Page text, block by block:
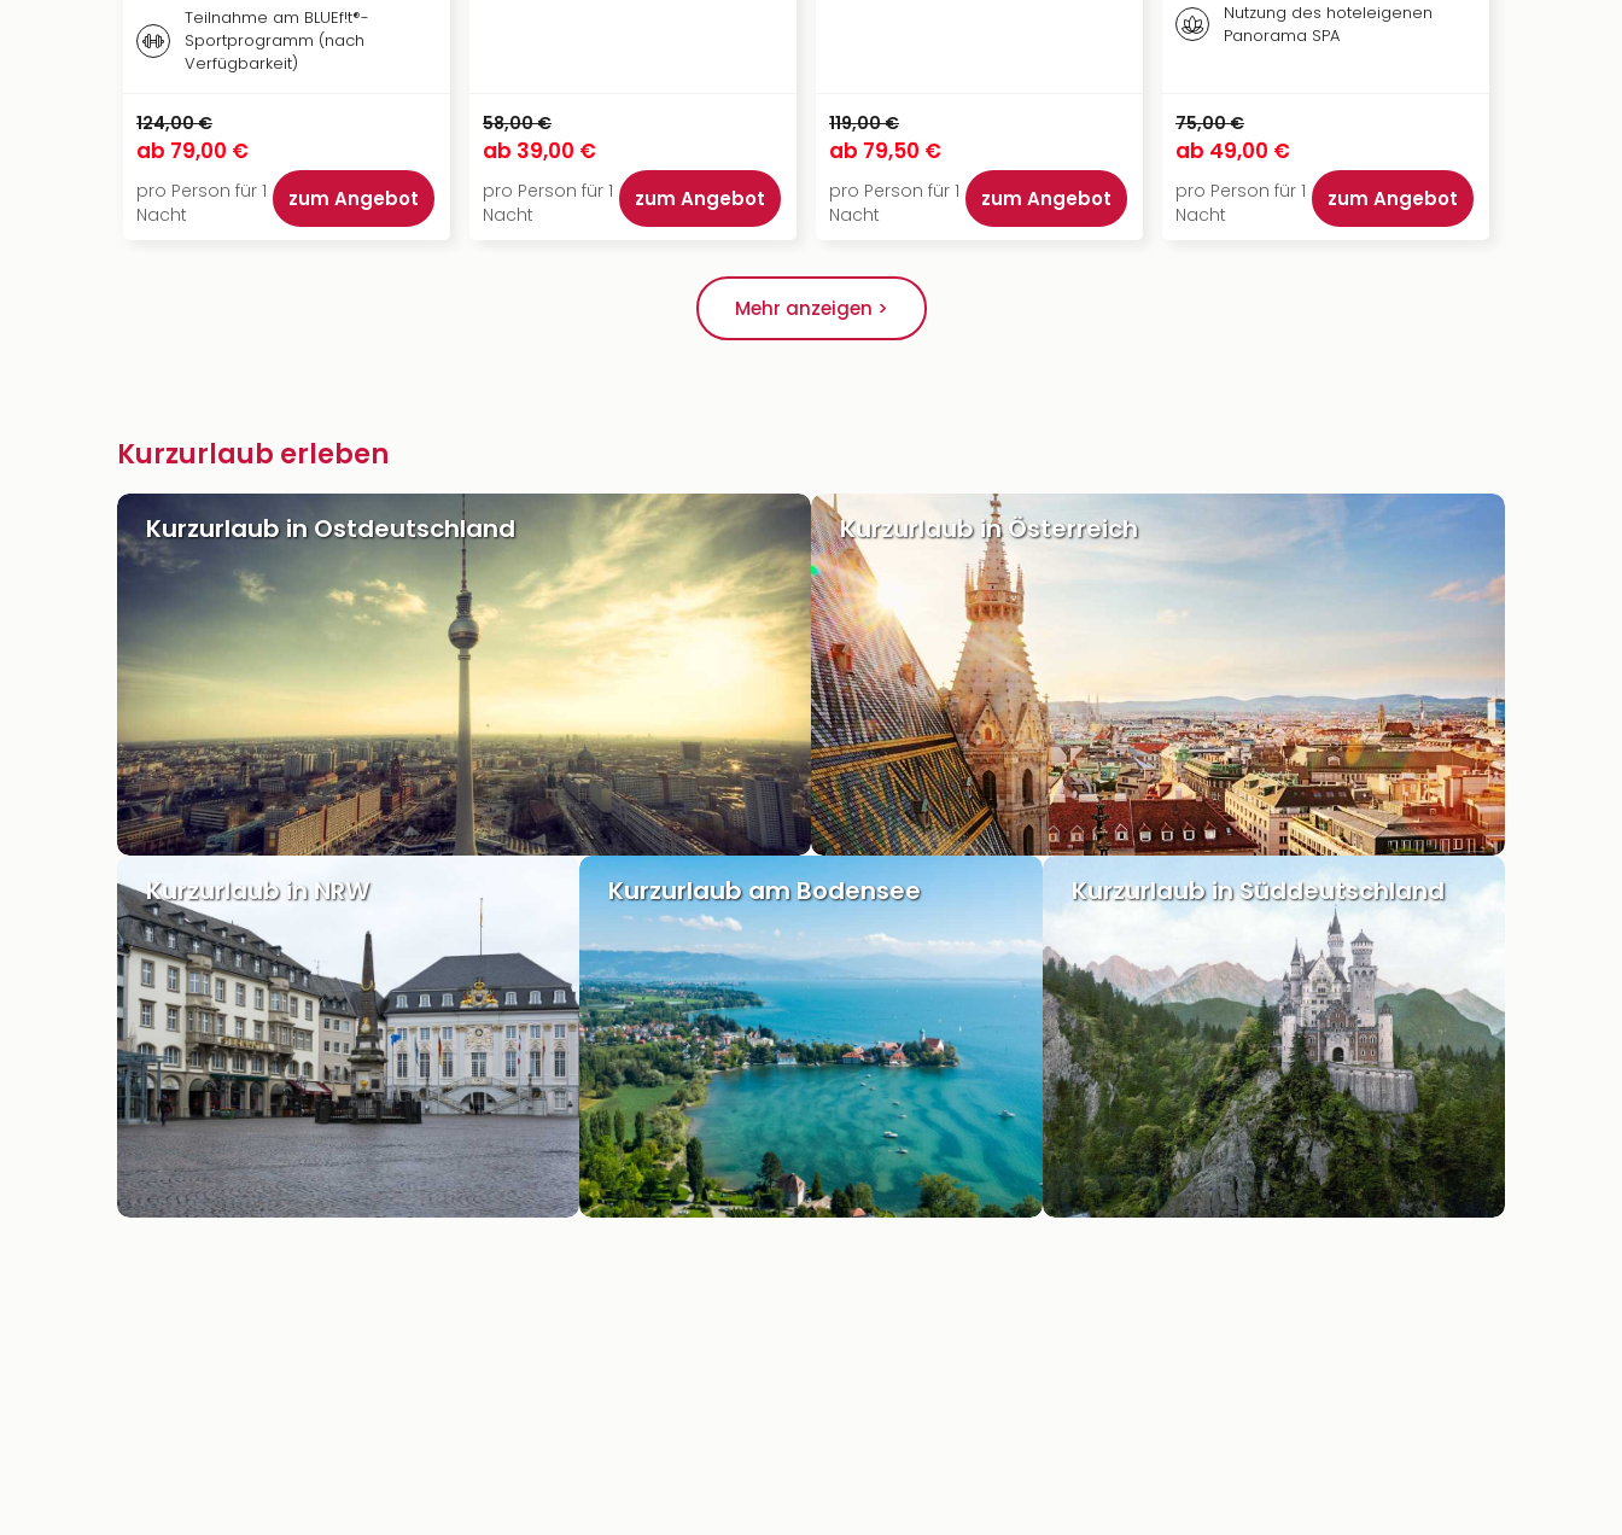
Teilnahme am BLUEf!t®-
Sportprogramm (nach
Verfügbarkeit)
124,00 €
ab 79,00 €
pro Person für 1
Nacht
zum Angebot
58,00 €
ab 39,00 €
pro Person für 1
Nacht
zum Angebot
119,00 €
ab 79,50 €
pro Person für 1
Nacht
zum Angebot
Nutzung des hoteleigenen
Panorama SPA
75,00 €
ab 49,00 €
pro Person für 1
Nacht
zum Angebot
Mehr anzeigen >
Kurzurlaub erleben
Kurzurlaub in Ostdeutschland Kurzurlaub in Österreich
Kurzurlaub in NRW Kurzurlaub am Bodensee Kurzurlaub in Süddeutschland